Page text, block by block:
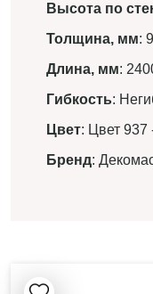
Высота по
Толщина, мм: 9
Длина, мм:
Гибкость:
Цвет: Цвет
Бренд: